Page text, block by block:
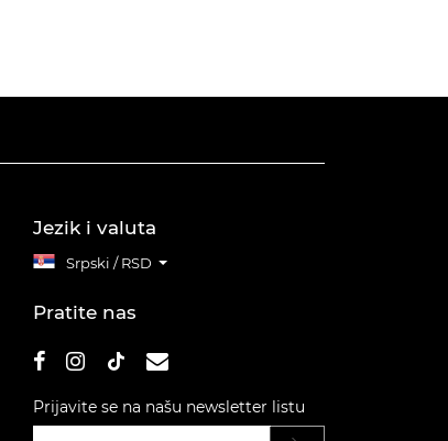
Jezik i valuta
Srpski / RSD
Pratite nas
Prijavite se na našu newsletter listu